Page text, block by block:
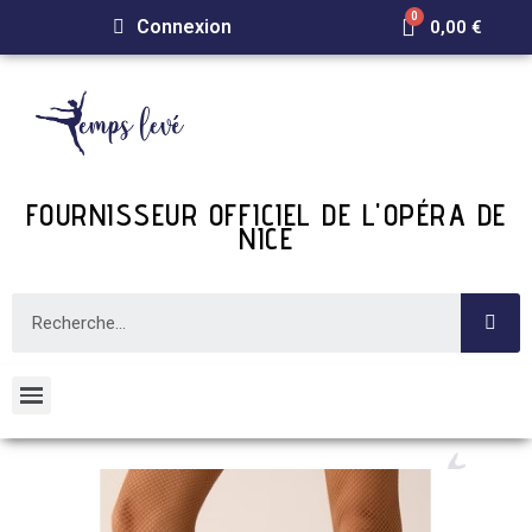
Connexion 0,00 €
FOURNISSEUR OFFICIEL DE L'OPÉRA DE
NICE